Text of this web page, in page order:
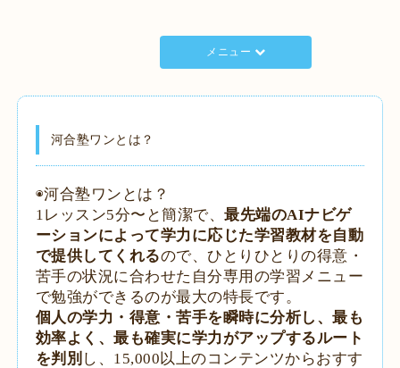
メニュー
河合塾ワンとは？
◉河合塾ワンとは？
1レッスン5分〜と簡潔で、最先端のAIナビゲ
ーションによって学力に応じた学習教材を自動
で提供してくれるので、ひとりひとりの得意・
苦手の状況に合わせた自分専用の学習メニュー
で勉強ができるのが最大の特長です。
個人の学力・得意・苦手を瞬時に分析し、最も
効率よく、最も確実に学力がアップするルート
を判別 し、15,000以上のコンテンツからおすす